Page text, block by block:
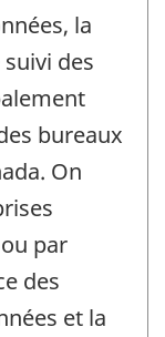
la
des
bureaux
On
par
des
et la